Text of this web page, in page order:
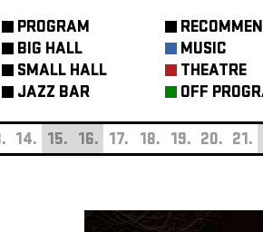
PROGRAM
BIG HALL
SMALL HALL
JAZZ BAR
MUSIC
THEATRE
OFF
14. 15. 16. 17. 18. 19. 20. 21.